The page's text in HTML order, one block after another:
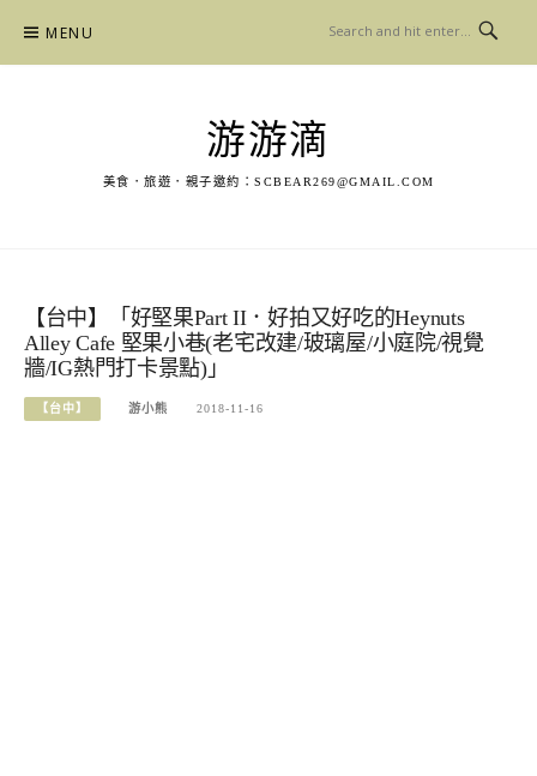
content
MENU
游游滴
美食．旅遊．親子邀約： SCBEAR269@GMAIL.COM
【台中】「好堅果Part II．好拍又好吃的Heynuts
Alley Cafe 堅果小巷(老宅改建/玻璃屋/小庭院/視覺
牆/IG熱門打卡景點)」
【台中】 游小熊 2018-11-16